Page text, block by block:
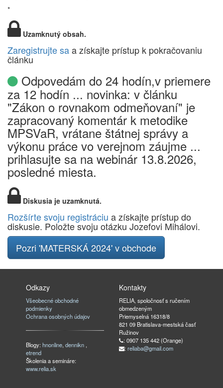
*
Uzamknutý obsah.
Zaregistrujte saa získajte prístup k pokračovaniu
článku
Odpovedám do 24 hodín,v priemere
za 12 hodín ... novinka: v článku
"Zákon o rovnakom odmeňovaní" je
zapracovaný komentár k metodike
MPSVaR, vrátane štátnej správy a
výkonu práce vo verejnom záujme ...
prihlasujte sa na webinár 13.8.2026,
posledné miesta.
Diskusia je uzamknutá.
Rozšírte svoju registráciu a získajte prístup do
diskusie. Položte svoju otázku Jozefovi Mihálovi.
Pozri 'MATERSKÁ 2024' v obchode
Odkazy
Všeobecné obchodné
podmienky
Ochrana osobných údajov
Blogy:hnonline,dennikn ,
etrend
Školenia a semináre:
www.relia.sk
Kontakty
RELIA, spoločnosť s ručením
obmedzeným
Priemyselná 16318/8
821 09 Bratislava-mestská časť
Ružinov
: 0907 135 442 (Orange)
: reliaba@gmail.com